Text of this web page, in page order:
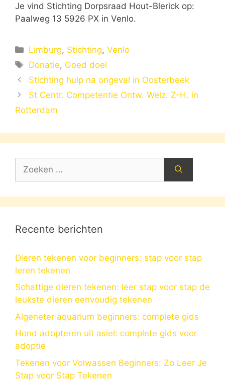
Je vind Stichting Dorpsraad Hout-Blerick op:
Paalweg 13 5926 PX in Venlo.
Categorieën
Limburg, Stichting,Venlo
Tags
Donatie, Goed doel
Stichting hulp na ongeval in Oosterbeek
St Centr. Competentie Ontw. Welz. Z-H. in
Rotterdam
naar:
Recente berichten
Dieren tekenen voor beginners: stap voor stap
leren tekenen
Schattige dieren tekenen: leer stap voor stap de
leukste dieren eenvoudig tekenen
Algeneter aquarium beginners: complete gids
Hond adopteren uit asiel: complete gids voor
adoptie
Tekenen voor Volwassen Beginners: Zo Leer Je
Stap voor Stap Tekenen